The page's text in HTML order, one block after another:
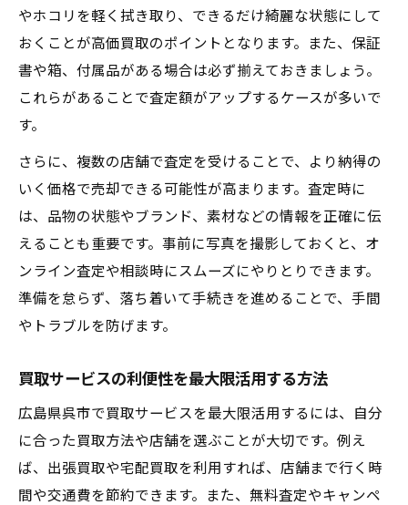
やホコリを軽く拭き取り、できるだけ綺麗な状態にして
おくことが高価買取のポイントとなります。また、保証
書や箱、付属品がある場合は必ず揃えておきましょう。
これらがあることで査定額がアップするケースが多いで
す。
さらに、複数の店舗で査定を受けることで、より納得の
いく価格で売却できる可能性が高まります。査定時に
は、品物の状態やブランド、素材などの情報を正確に伝
えることも重要です。事前に写真を撮影しておくと、オ
ンライン査定や相談時にスムーズにやりとりできます。
準備を怠らず、落ち着いて手続きを進めることで、手間
やトラブルを防げます。
買取サービスの利便性を最大限活用する方法
広島県呉市で買取サービスを最大限活用するには、自分
に合った買取方法や店舗を選ぶことが大切です。例え
ば、出張買取や宅配買取を利用すれば、店舗まで行く時
間や交通費を節約できます。また、無料査定やキャンペ